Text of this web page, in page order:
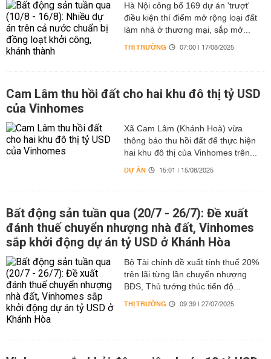
Hà Nội công bố 169 dự án 'trượt'
điều kiện thí điểm mở rộng loại đất
làm nhà ở thương mại, sắp mở...
THỊ TRƯỜNG 07:00 | 17/08/2025
Cam Lâm thu hồi đất cho hai khu đô thị tỷ USD
của Vinhomes
Xã Cam Lâm (Khánh Hoà) vừa
thông báo thu hồi đất để thực hiện
hai khu đô thị của Vinhomes trên...
DỰ ÁN 15:01 | 15/08/2025
Bất động sản tuần qua (20/7 - 26/7): Đề xuất
đánh thuế chuyển nhượng nhà đất, Vinhomes
sắp khởi động dự án tỷ USD ở Khánh Hòa
Bộ Tài chính đề xuất tính thuế 20%
trên lãi từng lần chuyển nhượng
BĐS, Thủ tướng thúc tiến độ...
THỊ TRƯỜNG 09:39 | 27/07/2025